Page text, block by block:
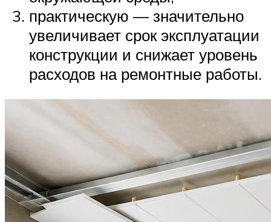
практическую — значительно
увеличивает срок эксплуатации
конструкции и снижает уровень
расходов на ремонтные работы.